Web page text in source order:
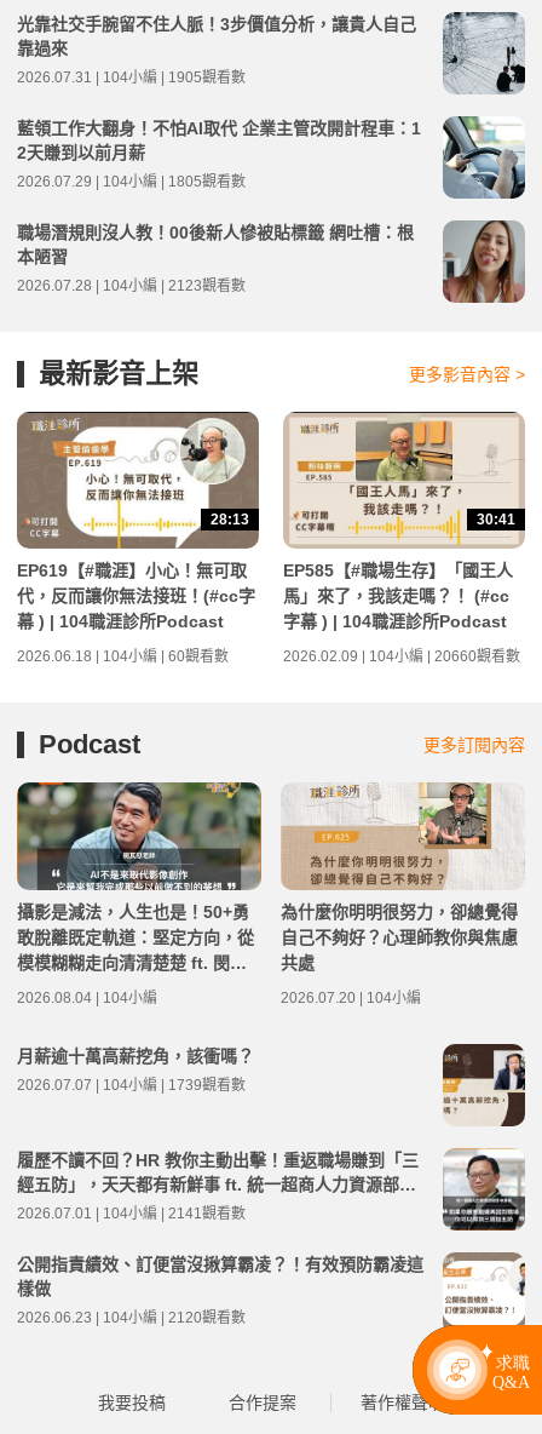
光靠社交手腕留不住人脈！3步價值分析，讓貴人自己
靠過來
2026.07.31 | 104小編 | 1905觀看數
藍領工作大翻身！不怕AI取代 企業主管改開計程車：1
2天賺到以前月薪
2026.07.29 | 104小編 | 1805觀看數
職場潛規則沒人教！00後新人慘被貼標籤 網吐槽：根
本陋習
2026.07.28 | 104小編 | 2123觀看數
最新影音上架 更多影音內容 >
28:13
EP619【#職涯】小心！無可取
代，反而讓你無法接班！(#cc字
幕 ) | 104職涯診所Podcast
2026.06.18 | 104小編 | 60觀看數
30:41
EP585【#職場生存】「國王人
馬」來了，我該走嗎？！ (#cc
字幕 ) | 104職涯診所Podcast
2026.02.09 | 104小編 | 20660觀看數
Podcast 更多訂閱內容
攝影是減法，人生也是！50+勇
敢脫離既定軌道：堅定方向，從
模模糊糊走向清清楚楚 ft. 閔其
慰老師 | 高年級不打烊 x 用 AI
2026.08.04 | 104小編
為什麼你明明很努力，卻總覺得
自己不夠好？心理師教你與焦慮
共處
2026.07.20 | 104小編
月薪逾十萬高薪挖角，該衝嗎？
2026.07.07 | 104小編 | 1739觀看數
履歷不讀不回？HR 教你主動出擊！重返職場賺到「三
經五防」，天天都有新鮮事 ft. 統一超商人力資源部經
理 林宸碩 | 高年級不打烊 x 用 AI 點亮第二人生 EP279
2026.07.01 | 104小編 | 2141觀看數
公開指責績效、訂便當沒揪算霸凌？！有效預防霸凌這
樣做
2026.06.23 | 104小編 | 2120觀看數
我要投稿 合作提案 著作權聲明